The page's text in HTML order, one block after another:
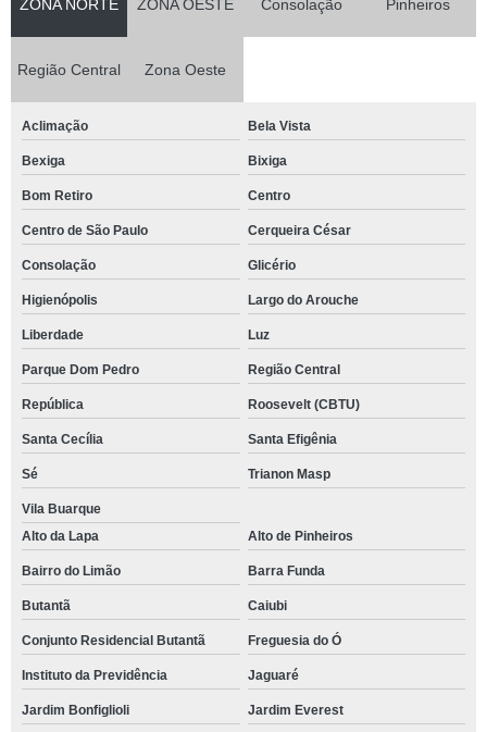
ZONA NORTE ZONA OESTE Consolação Pinheiros
Região Central Zona Oeste
Aclimação Bela Vista
Bexiga Bixiga
Bom Retiro Centro
Centro de São Paulo Cerqueira César
Consolação Glicério
Higienópolis Largo do Arouche
Liberdade Luz
Parque Dom Pedro Região Central
República Roosevelt (CBTU)
Santa Cecília Santa Efigênia
Sé Trianon Masp
Vila Buarque
Alto da Lapa
Alto de Pinheiros
Bairro do Limão Barra Funda
Butantã Caiubi
Conjunto Residencial Butantã Freguesia do Ó
Instituto da Previdência Jaguaré
Jardim Bonfiglioli Jardim Everest